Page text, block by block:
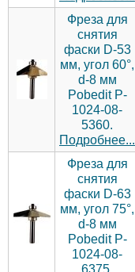
Фреза для
снятия
фаски D-53
мм, угол 60°,
d-8 мм
Pobedit P-
1024-08-
5360.
Подробнее...
Фреза для
снятия
фаски D-63
мм, угол 75°,
d-8 мм
Pobedit P-
1024-08-
6375.